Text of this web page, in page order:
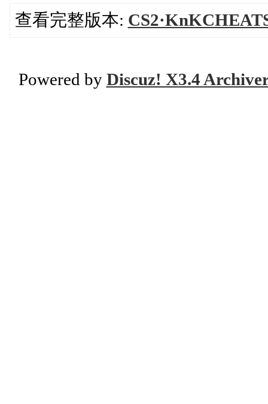
查看完整版本:
Powered by Discuz! X3.4